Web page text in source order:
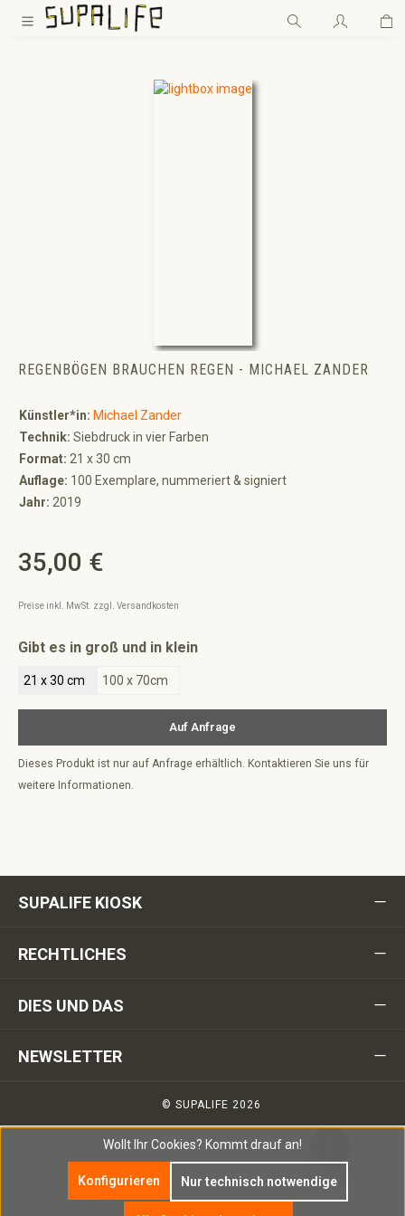
Zum Hauptinhalt springen
REGENBÖGEN BRAUCHEN REGEN - MICHAEL ZANDER
Künstler*in: Michael Zander
Technik: Siebdruck in vier Farben
Format: 21 x 30 cm
Auflage: 100 Exemplare, nummeriert & signiert
Jahr: 2019
Regulärer Preis:
35,00 €
Preise inkl. MwSt. zzgl. Versandkosten
Gibt es in groß und in kleinauswählen
21 x 30 cm 100 x 70cm
Auf Anfrage
Dieses Produkt ist nur auf Anfrage erhältlich. Kontaktieren Sie uns für
weitere Informationen.
SUPALIFE KIOSK
RECHTLICHES
DIES UND DAS
NEWSLETTER
© SUPALIFE 2026
Wollt Ihr Cookies? Kommt drauf an!
Nur technisch notwendige
Konfigurieren